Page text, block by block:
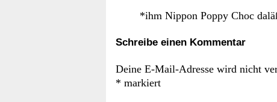
*ihm Nippon Poppy Choc
Schreibe einen Kommentar
Deine E-Mail-Adresse wird nicht
* markiert